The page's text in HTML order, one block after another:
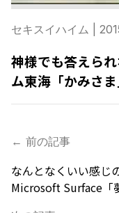
セキスイハイム |
神様でも答えら
ム東海「かみさま
← 前の記事
なんとなくいい感じ
Microsoft Surface「